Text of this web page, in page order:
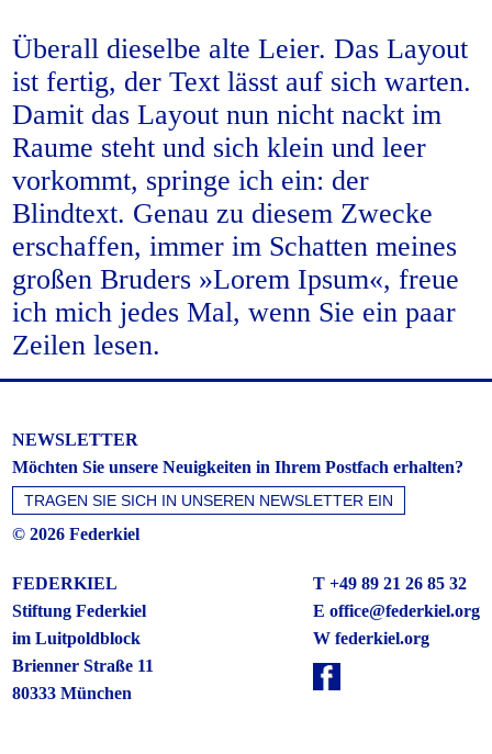
Überall dieselbe alte Leier. Das Layout
ist fertig, der Text lässt auf sich warten.
Damit das Layout nun nicht nackt im
Raume steht und sich klein und leer
vorkommt, springe ich ein: der
Blindtext. Genau zu diesem Zwecke
erschaffen, immer im Schatten meines
großen Bruders »Lorem Ipsum«, freue
ich mich jedes Mal, wenn Sie ein paar
Zeilen lesen.
NEWSLETTER
Möchten Sie unsere Neuigkeiten in Ihrem Postfach erhalten?
© 2026 Federkiel
FEDERKIEL
Stiftung Federkiel
im Luitpoldblock
Brienner Straße 11
80333 München
T +49 89 21 26 85 32
E office@federkiel.org
W federkiel.org